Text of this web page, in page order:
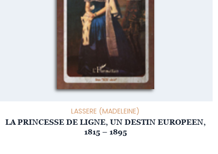
LASSERE (MADELEINE)
LA PRINCESSE DE LIGNE, UN DESTIN EUROPEEN,
1815 – 1895